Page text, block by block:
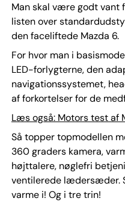
Man skal være godt vant
listen over
den faceliftede Mazda 6.
For hvor man i
LED-forlygterne, den
navigationssystemet,
af forkortelser for de
Læs også: Motors test af
Så topper topmodellen
360 graders kamera,
højttalere, nøglefri
ventilerede lædersæder.
varme i! Og i tre trin!